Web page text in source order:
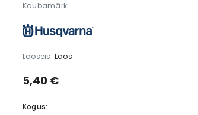
Kaubamärk:
Laoseis: Laos
5,40 €
Kogus: